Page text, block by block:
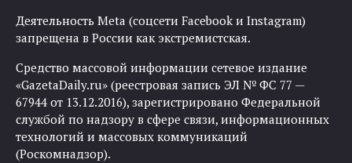
Деятельность Meta (соцсети Facebook и Instagram)
запрещена в России как экстремистская.
Средство массовой информации сетевое издание
«GazetaDaily.ru» (реестровая запись ЭЛ № ФС 77 —
67944 от 13.12.2016), зарегистрировано Федеральной
службой по надзору в сфере связи, информационных
технологий и массовых коммуникаций
(Роскомнадзор).